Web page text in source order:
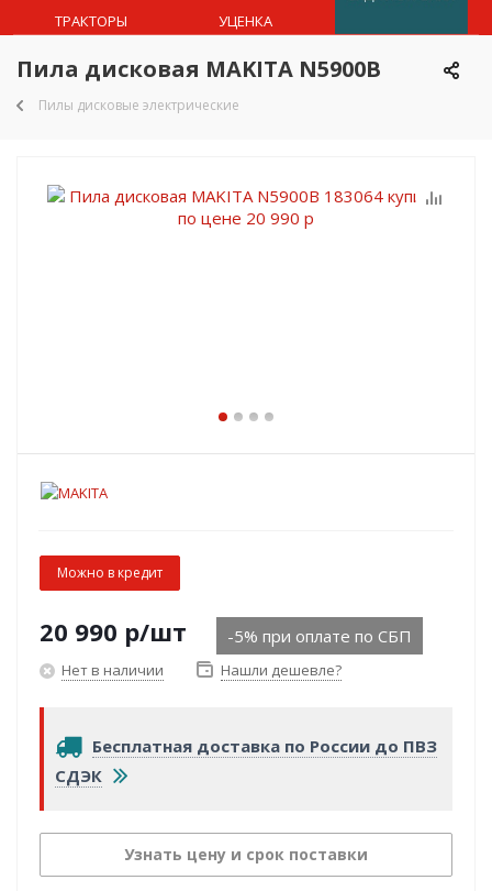
ТРАКТОРЫ УЦЕНКА
Пила дисковая MAKITA N5900B
Пилы дисковые электрические
Можно в кредит
20 990 р/шт -5% при оплате по СБП
Нет в наличии Нашли дешевле?
Бесплатная доставка по России до ПВЗ
СДЭК
Узнать цену и срок поставки